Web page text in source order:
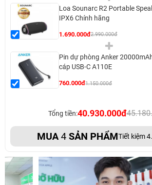
Loa Sounarc R2 Portable
IPX6 Chính hãng
1.690.000đ2.990.000đ
Pin dự phòng Anker
cáp USB-C A110E
760.000đ1.150.000đ
Tổng tiền:40.930.000đ
MUA 4SẢN PHẨMTiết kiệm